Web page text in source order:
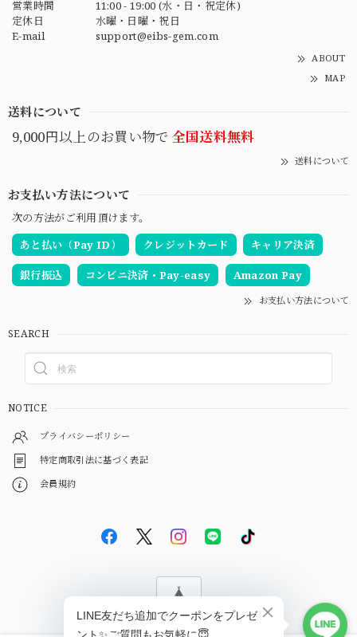
営業時間
11:00 - 19:00 (水・日・祝定休)
定休日
水曜・日曜・祝日
E-mail
support@eibs-gem.com
ABOUT
MAP
送料について
9,000円以上のお買い物で 全国送料無料
送料について
お支払い方法について
次の方法がご利用頂けます。
あと払い（Pay ID）
クレジットカード キャリア決済
銀行振込 コンビニ決済・Pay-easy Amazon Pay
お支払い方法について
SEARCH
NOTICE
プライバシーポリシー
特定商取引法に基づく表記
会員規約
© EBiS GEM